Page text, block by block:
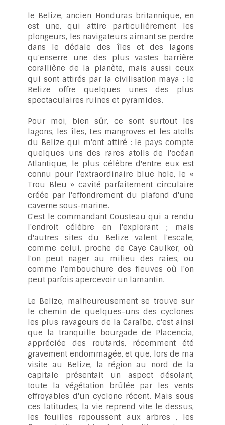
le Belize, ancien Honduras britannique, en
est une, qui attire particulièrement les
plongeurs, les navigateurs aimant se perdre
dans le dédale des îles et des lagons
qu'enserre une des plus vastes barrière
coralliène de la planète, mais aussi ceux
qui sont attirés par la civilisation maya : le
Belize offre quelques unes des plus
spectaculaires ruines et pyramides.
Pour moi, bien sûr, ce sont surtout les
lagons, les îles, Les mangroves et les atolls
du Belize qui m'ont attiré : le pays compte
quelques uns des rares atolls de l'océan
Atlantique, le plus célèbre d'entre eux est
connu pour l'extraordinaire blue hole, le «
Trou Bleu » cavité parfaitement circulaire
créée par l'effondrement du plafond d'une
caverne sous-marine.
C'est le commandant Cousteau qui a rendu
l'endroit célèbre en l'explorant ; mais
d'autres sites du Belize valent l'escale,
comme celui, proche de Caye Caulker, où
l'on peut nager au milieu des raies, ou
comme l'embouchure des fleuves où l'on
peut parfois apercevoir un lamantin.
Le Belize, malheureusement se trouve sur
le chemin de quelques-uns des cyclones
les plus ravageurs de la Caraïbe, c'est ainsi
que la tranquille bourgade de Placencia,
appréciée des routards, récemment été
gravement endommagée, et que, lors de ma
visite au Belize, la région au nord de la
capitale présentait un aspect désolant,
toute la végétation brûlée par les vents
effroyables d'un cyclone récent. Mais sous
ces latitudes, la vie reprend vite le dessus,
les feuilles repoussent aux arbres , les